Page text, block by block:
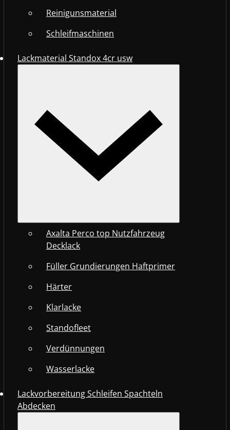
Reinigunsmaterial
Schleifmaschinen
Lackmaterial Standox 4cr usw
Axalta Perco top Nutzfahrzeug
Decklack
Füller Grundierungen Haftprimer
Härter
Klarlacke
Standofleet
Verdünnungen
Wasserlacke
Lackvorbereitung Schleifen Spachteln
Abdecken